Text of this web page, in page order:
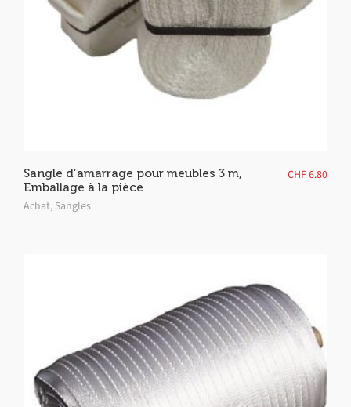
Sangle d’amarrage pour meubles 3 m,
Emballage à la pièce
Achat, Sangles
CHF6.80